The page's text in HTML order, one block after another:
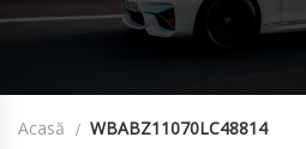
Acasă WBABZ11070LC48814